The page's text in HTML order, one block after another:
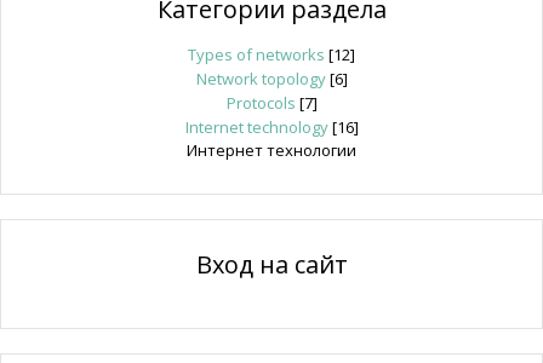
Категории раздела
Types of networks [12]
Network topology[6]
Protocols [7]
Internet technology[16]
Интернет технологии
Вход на сайт